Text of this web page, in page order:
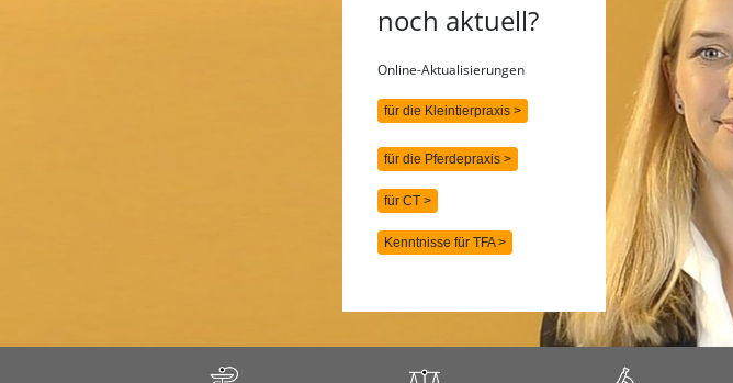
noch aktuell?
Online-Aktualisierungen
für die Kleintierpraxis >
für die Pferdepraxis >
für CT >
Kenntnisse für TFA >